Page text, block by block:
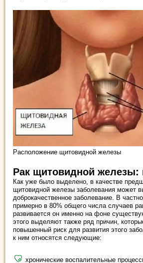
Расположение щитовидной железы
Рак щитовидной железы:
Как уже было выделено, в качестве
щитовидной железы заболевания может
доброкачественное заболевание. В
примерно в 80% общего числа случаев
развивается он именно на фоне
этого выделяют также ряд причин,
повышенный риск для развития этого
к ним относятся следующие:
хронические воспалительные